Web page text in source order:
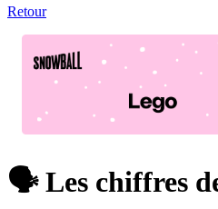
Retour
🗣️ Les chiffres